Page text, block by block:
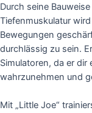
Durch seine
Tiefenmuskulatur
Bewegungen
durchlässig zu sein.
Simulatoren, da er
wahrzunehmen und
Mit „Little Joe“